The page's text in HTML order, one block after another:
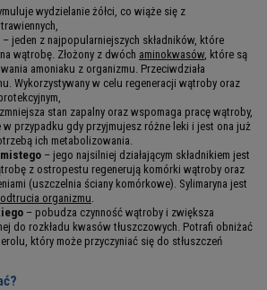
wydzielanie żółci, co wiąże się z
– jeden z najpopularniejszych składników, które
wątrobę. Złożony z dwóch aminokwasów, które są
amoniaku z organizmu. Przeciwdziała
Wykorzystywany w celu regeneracji wątroby oraz
stan zapalny oraz wspomaga pracę wątroby,
przypadku gdy przyjmujesz różne leki i jest ona już
ich metabolizowania.
– jego najsilniej działającym składnikiem jest
z ostropestu regenerują komórki wątroby oraz
(uszczelnia ściany komórkowe). Sylimaryna jest
odtrucia organizmu.
– pobudza czynność wątroby i zwiększa
do rozkładu kwasów tłuszczowych. Potrafi obniżać
który może przyczyniać się do stłuszczeń